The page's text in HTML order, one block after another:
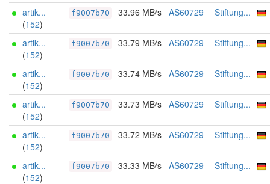
artik...
(152)
f9007b70 33.96 MB/s AS60729 Stiftung...
artik...
(152)
f9007b70 33.79 MB/s AS60729 Stiftung...
artik...
(152)
f9007b70 33.74 MB/s AS60729 Stiftung...
artik...
(152)
f9007b70 33.73 MB/s AS60729 Stiftung...
artik...
(152)
f9007b70 33.72 MB/s AS60729 Stiftung...
artik...
(152)
f9007b70 33.33 MB/s AS60729 Stiftung...